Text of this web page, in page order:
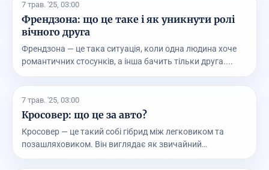
7 трав. '25, 03:00
Френдзона: що це таке і як уникнути ролі
вічного друга
Френдзона — це така ситуація, коли одна людина хоче
романтичних стосунків, а інша бачить тільки друга....
7 трав. '25, 03:00
Кросовер: що це за авто?
Кросовер — це такий собі гібрид між легковиком та
позашляховиком. Він виглядає як звичайний